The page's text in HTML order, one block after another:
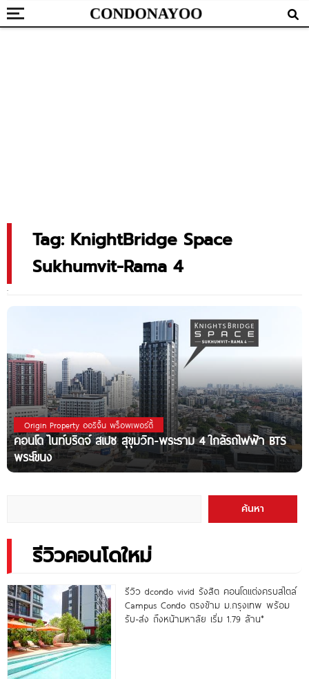
Tag: KnightBridge Space
Sukhumvit-Rama 4
Origin Property ออริจิ้น พร็อพเพอร์ตี้
คอนโด ไนท์บริดจ์ สเปซ สุขุมวิท-พระราม 4 ใกล้รถไฟฟ้า BTS
พระโขนง
ค้นหา
รีวิวคอนโดใหม่
รีวิว dcondo vivid รังสิต คอนโดแต่งครบสไตล์
Campus Condo ตรงข้าม ม.กรุงเทพ พร้อม
รับ-ส่ง ถึงหน้ามหาลัย เริ่ม 1.79 ล้าน*